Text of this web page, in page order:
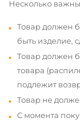
Несколько
Товар должен
быть изделие,
Товар должен
товара
подлежит
Товар не
С момента